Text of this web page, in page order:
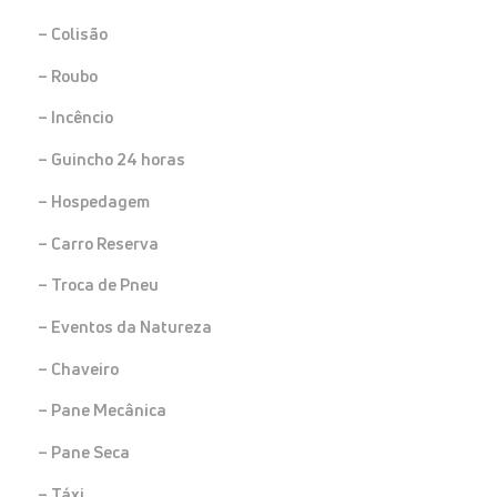
– Colisão
– Roubo
– Incêncio
– Guincho 24 horas
– Hospedagem
– Carro Reserva
– Troca de Pneu
– Eventos da Natureza
– Chaveiro
– Pane Mecânica
– Pane Seca